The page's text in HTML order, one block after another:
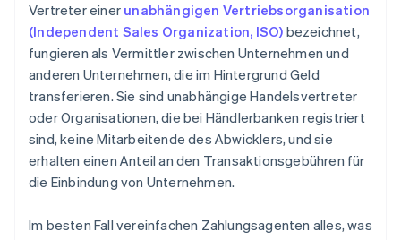
Vertreter einer unabhängigen Vertriebsorganisation
(Independent Sales Organization, ISO) bezeichnet,
fungieren als Vermittler zwischen Unternehmen und
anderen Unternehmen, die im Hintergrund Geld
transferieren. Sie sind unabhängige Handelsvertreter
oder Organisationen, die bei Händlerbanken registriert
sind, keine Mitarbeitende des Abwicklers, und sie
erhalten einen Anteil an den Transaktionsgebühren für
die Einbindung von Unternehmen.
Im besten Fall vereinfachen Zahlungsagenten alles, was